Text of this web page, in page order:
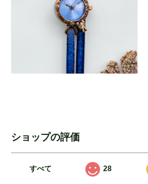
ショップの評価
すべて 28